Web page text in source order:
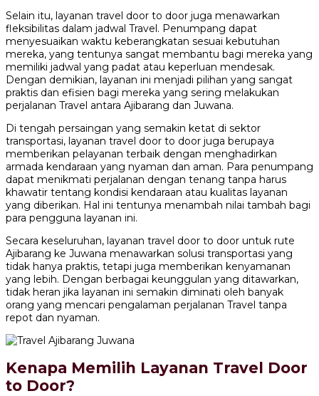
Selain itu, layanan travel door to door juga menawarkan
fleksibilitas dalam jadwal Travel. Penumpang dapat
menyesuaikan waktu keberangkatan sesuai kebutuhan
mereka, yang tentunya sangat membantu bagi mereka yang
memiliki jadwal yang padat atau keperluan mendesak.
Dengan demikian, layanan ini menjadi pilihan yang sangat
praktis dan efisien bagi mereka yang sering melakukan
perjalanan Travel antara Ajibarang dan Juwana.
Di tengah persaingan yang semakin ketat di sektor
transportasi, layanan travel door to door juga berupaya
memberikan pelayanan terbaik dengan menghadirkan
armada kendaraan yang nyaman dan aman. Para penumpang
dapat menikmati perjalanan dengan tenang tanpa harus
khawatir tentang kondisi kendaraan atau kualitas layanan
yang diberikan. Hal ini tentunya menambah nilai tambah bagi
para pengguna layanan ini.
Secara keseluruhan, layanan travel door to door untuk rute
Ajibarang ke Juwana menawarkan solusi transportasi yang
tidak hanya praktis, tetapi juga memberikan kenyamanan
yang lebih. Dengan berbagai keunggulan yang ditawarkan,
tidak heran jika layanan ini semakin diminati oleh banyak
orang yang mencari pengalaman perjalanan Travel tanpa
repot dan nyaman.
Kenapa Memilih Layanan Travel Door
to Door?